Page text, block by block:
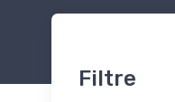
Filtre